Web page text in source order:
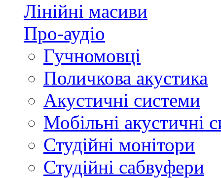
Лінійні масиви
Про-аудіо
Гучномовці
Поличкова акустика
Акустичні системи
Мобільні акустичні
Студійні монітори
Студійні сабвуфери